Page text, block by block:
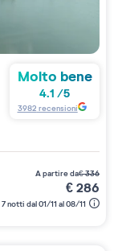
Molto bene
4.1 /5
3982 recensioni
a partire da€336
€286
7 notti dal 01/11 al 08/11